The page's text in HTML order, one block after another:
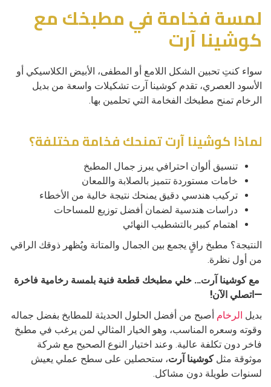
لمسة فخامة في مطبخك مع
كوشينا آرت
سواء كنتِ تحبين الشكل اللامع أو المطفى، الأبيض الكلاسيكي أو
الأسود العصري، تقدم كوشينا آرت تشكيلات واسعة من بديل
الرخام تمنح مطبخك الفخامة التي تحلمين بها.
لماذا كوشينا آرت تمنحك فخامة مختلفة؟
تنسيق ألوان احترافي يبرز جمال المطبخ
خامات مستوردة تتميز بالصلابة واللمعان
تركيب هندسي دقيق يمنحك نتيجة خالية من الأخطاء
دراسات هندسية لضمان أفضل توزيع للمساحات
اهتمام كبير بالتشطيب النهائي
النتيجة؟ مطبخ راقٍ يجمع بين الجمال والمتانة ويُظهر ذوقك الراقي
من أول نظرة.
مع كوشينا آرت… خلي مطبخك قطعة فنية بلمسة رخامية فاخرة
—اتصلي الآن!
بديل الرخام أصبح من أفضل الحلول الحديثة للمطابخ بفضل جماله
وقوته وسعره المناسب، وهو الخيار المثالي لمن يرغب في مطبخ
فاخر دون تكلفة عالية. وعند اختيار النوع الصحيح مع شركة
موثوقة مثلكوشينا آرت، ستحصلين على سطح عملي يعيش
لسنوات طويلة دون مشاكل.